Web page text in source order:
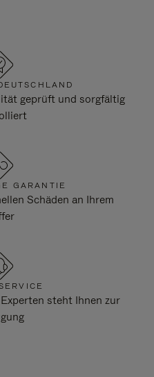
geprüft und sorgfältig
GARANTIE
Schäden an Ihrem
steht Ihnen zur